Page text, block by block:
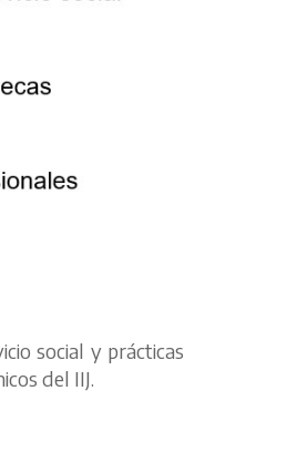
social y prácticas
del IIJ.